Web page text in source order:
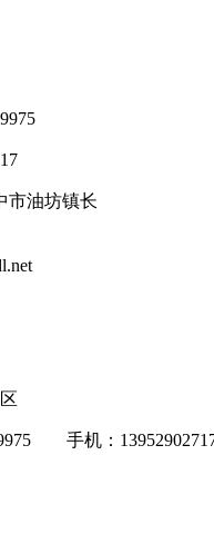
市油坊镇长
手机：